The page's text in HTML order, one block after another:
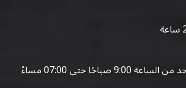
صباحًا حتى 07:00 مساءً